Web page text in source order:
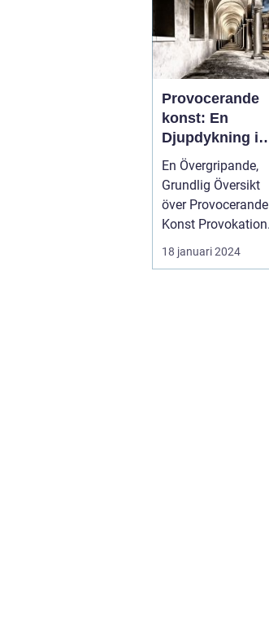
Provocerande
konst: En
Djupdykning i
Kontrovers och
Skapande
En Övergripande,
Grundlig Översikt
över Provocerande
Konst Provokation
är en central del av
konsten...
18 januari 2024